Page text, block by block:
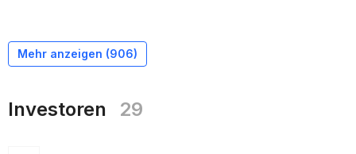
Mehr anzeigen (906)
Investoren 29